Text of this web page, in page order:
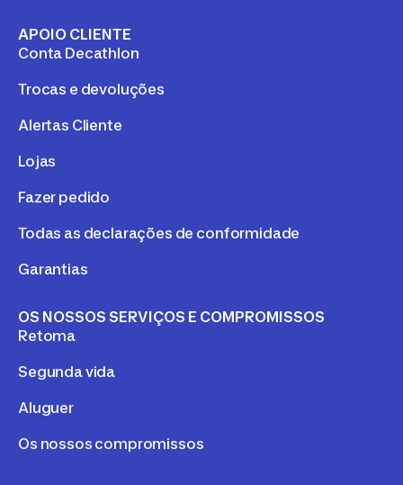
APOIO CLIENTE
Conta Decathlon
Trocas e devoluções
Alertas Cliente
Lojas
Fazer pedido
Todas as declarações de conformidade
Garantias
OS NOSSOS SERVIÇOS E COMPROMISSOS
Retoma
Segunda vida
Aluguer
Os nossos compromissos